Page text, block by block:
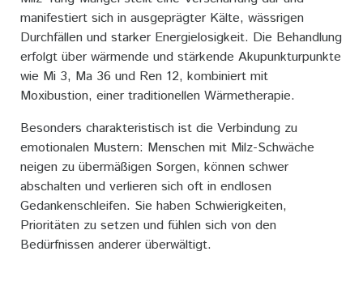
manifestiert sich in ausgeprägter Kälte, wässrigen
Durchfällen und starker Energielosigkeit. Die Behandlung
erfolgt über wärmende und stärkende Akupunkturpunkte
wie Mi 3, Ma 36 und Ren 12, kombiniert mit
Moxibustion, einer traditionellen Wärmetherapie.
Besonders charakteristisch ist die Verbindung zu
emotionalen Mustern: Menschen mit Milz-Schwäche
neigen zu übermäßigen Sorgen, können schwer
abschalten und verlieren sich oft in endlosen
Gedankenschleifen. Sie haben Schwierigkeiten,
Prioritäten zu setzen und fühlen sich von den
Bedürfnissen anderer überwältigt.